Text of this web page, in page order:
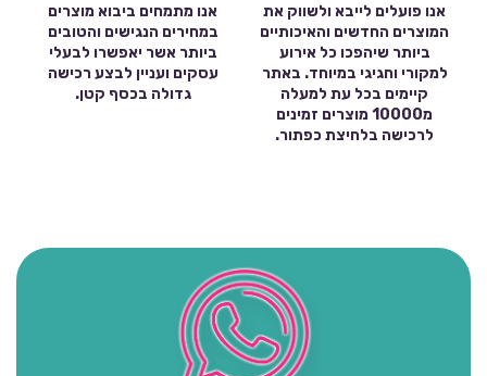
אנו פועלים לייבא ולשווק את
המוצרים החדשים והאיכותיים
ביותר שיהפכו כל אירוע
למקורי וחגיגי במיוחד. באתר
קיימים בכל עת למעלה
מ10000 מוצרים זמינים
לרכישה בלחיצת כפתור.
אנו מתמחים ביבוא מוצרים
במחירים הנגישים והטובים
ביותר אשר יאפשרו לבעלי
עסקים ועניין לבצע רכישה
גדולה בכסף קטן.